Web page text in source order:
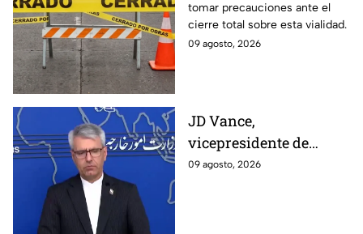
León; ¿cuál es el
motivo?
tomar precauciones ante el
cierre total sobre esta vialidad.
09 agosto, 2026
JD Vance,
vicepresidente de
Estados Unidos,
09 agosto, 2026